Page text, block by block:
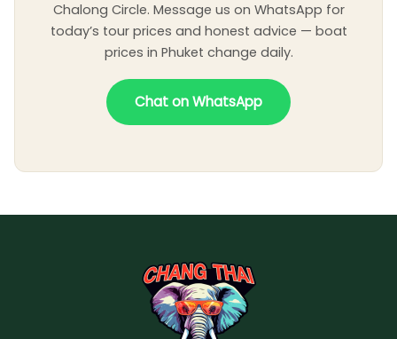
Chalong Circle. Message us on WhatsApp for
today’s tour prices and honest advice — boat
prices in Phuket change daily.
Chat on WhatsApp